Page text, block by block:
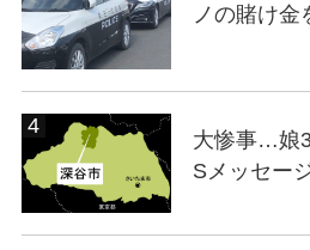
ノの賭け金
大惨事…娘
Sメッセー